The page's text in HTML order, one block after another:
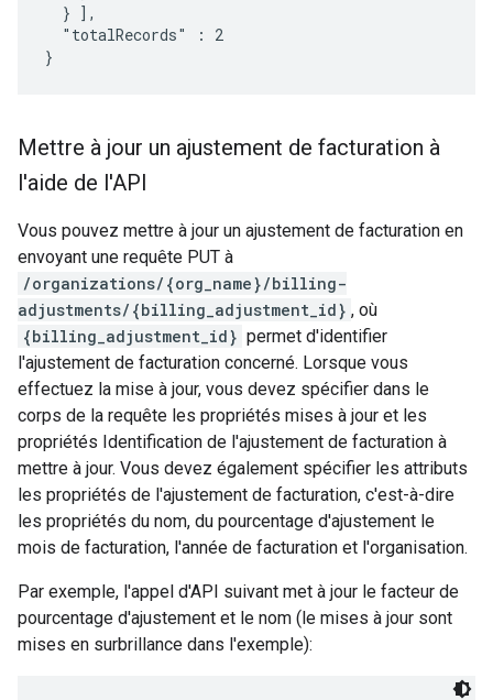
  } ],
  "totalRecords" : 2
}
Mettre à jour un ajustement de facturation à
l'aide de l'API
Vous pouvez mettre à jour un ajustement de facturation en
envoyant une requête PUT à
/organizations/{org_name}/billing-
adjustments/{billing_adjustment_id} , où
{billing_adjustment_id} permet d'identifier
l'ajustement de facturation concerné. Lorsque vous
effectuez la mise à jour, vous devez spécifier dans le
corps de la requête les propriétés mises à jour et les
propriétés Identification de l'ajustement de facturation à
mettre à jour. Vous devez également spécifier les attributs
les propriétés de l'ajustement de facturation, c'est-à-dire
les propriétés du nom, du pourcentage d'ajustement le
mois de facturation, l'année de facturation et l'organisation.
Par exemple, l'appel d'API suivant met à jour le facteur de
pourcentage d'ajustement et le nom (le mises à jour sont
mises en surbrillance dans l'exemple):